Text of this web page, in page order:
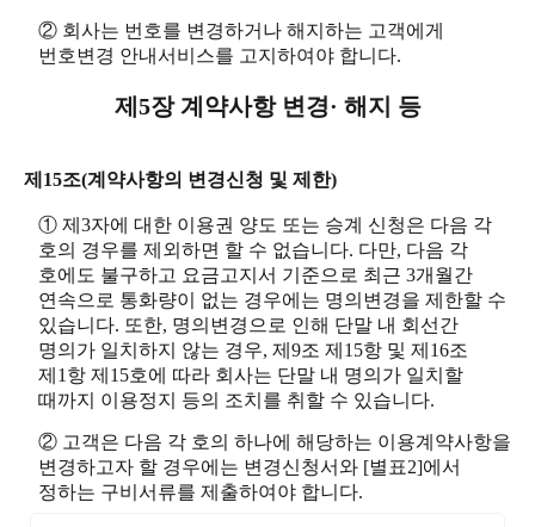
② 회사는 번호를 변경하거나 해지하는 고객에게
번호변경 안내서비스를 고지하여야 합니다.
제5장 계약사항 변경· 해지 등
제15조(계약사항의 변경신청 및 제한)
① 제3자에 대한 이용권 양도 또는 승계 신청은 다음 각
호의 경우를 제외하면 할 수 없습니다. 다만, 다음 각
호에도 불구하고 요금고지서 기준으로 최근 3개월간
연속으로 통화량이 없는 경우에는 명의변경을 제한할 수
있습니다. 또한, 명의변경으로 인해 단말 내 회선간
명의가 일치하지 않는 경우, 제9조 제15항 및 제16조
제1항 제15호에 따라 회사는 단말 내 명의가 일치할
때까지 이용정지 등의 조치를 취할 수 있습니다.
② 고객은 다음 각 호의 하나에 해당하는 이용계약사항을
변경하고자 할 경우에는 변경신청서와 [별표2]에서
정하는 구비서류를 제출하여야 합니다.